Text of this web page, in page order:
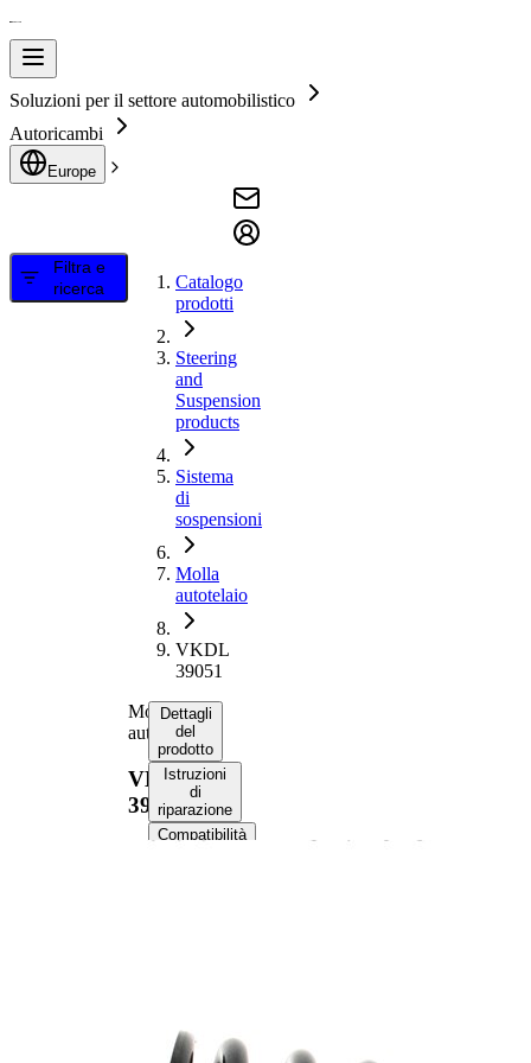
Soluzioni per il settore automobilistico
Autoricambi
Europe
Filtra e
ricerca
Catalogo
prodotti
Steering
and
Suspension
products
Sistema
di
sospensioni
Molla
autotelaio
VKDL
39051
Molla
autotelaio
VKDL
39051
Dettagli
del
prodotto
Istruzioni
di
riparazione
Compatibilità
Lunghezza